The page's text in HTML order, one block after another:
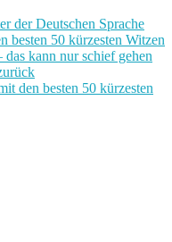
der Deutschen Sprache
besten 50 kürzesten Witzen
kann nur schief gehen
den besten 50 kürzesten